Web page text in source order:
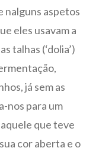
nalguns aspetos
eles usavam a
talhas (‘dolia’)
já sem as
nos para um
que teve
cor aberta e o